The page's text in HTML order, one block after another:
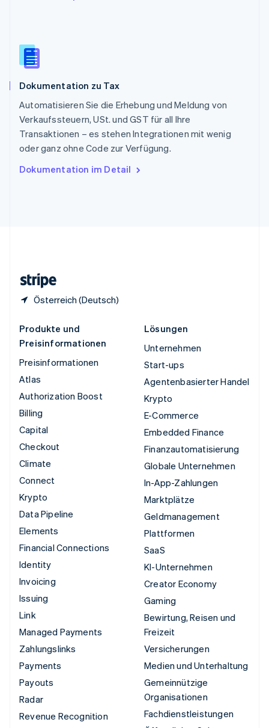
Dokumentation zu Tax
Automatisieren Sie die Erhebung und Meldung von
Verkaufssteuern, USt. und GST für all Ihre
Transaktionen – es stehen Integrationen mit wenig
oder ganz ohne Code zur Verfügung.
Dokumentation im Detail
Österreich (Deutsch)
Sonderverwaltungsregion Hongkong,
China
Spanien
EspañolEnglish
Thailand
Tschechische Republik
English
English
Produkte und
Preisinformationen
Preisinformationen
Atlas
Authorization Boost
Billing
Capital
Checkout
Climate
Connect
Krypto
Data Pipeline
Elements
Financial Connections
Identity
Invoicing
Issuing
Link
Managed Payments
Zahlungslinks
Payments
Payouts
Radar
Revenue Recognition
Lösungen
Unternehmen
Start-ups
Agentenbasierter Handel
Krypto
E-Commerce
Embedded Finance
Finanzautomatisierung
Globale Unternehmen
In-App-Zahlungen
Marktplätze
Geldmanagement
Plattformen
SaaS
KI-Unternehmen
Creator Economy
Gaming
Bewirtung, Reisen und
Freizeit
Versicherungen
Medien und Unterhaltung
Gemeinnützige
Organisationen
Fachdienstleistungen